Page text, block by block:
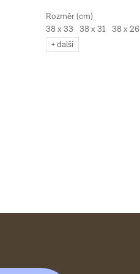
38 x 33 38 x 31 38 x 26
+ další